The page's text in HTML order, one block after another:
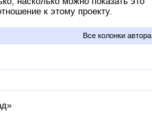
к этому проекту.
Все колонки автора